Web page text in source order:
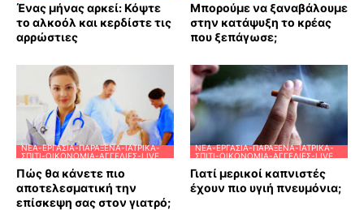
Ένας μήνας αρκεί: Κόψτε
το αλκοόλ και κερδίστε τις
αρρώστιες
Μπορούμε να ξαναβάλουμε
στην κατάψυξη το κρέας
που ξεπάγωσε;
ΝΈΑ-ΕΡΓΑΣΊΑ-ΠΑΡΆΞΕΝΑ-ΙΑΤΡΙΚΆ-
ΣΠΊΤΙ-ΟΙΚΟΝΟΜΊΑ-ΑΓΓΕΛΊΕΣ-LIVE
Πώς θα κάνετε πιο
αποτελεσματική την
επίσκεψη σας στον γιατρό;
ΝΈΑ-ΕΡΓΑΣΊΑ-ΠΑΡΆΞΕΝΑ-ΙΑΤΡΙΚΆ-
ΣΠΊΤΙ-ΟΙΚΟΝΟΜΊΑ-ΑΓΓΕΛΊΕΣ-LIVE
Γιατί μερικοί καπνιστές
έχουν πιο υγιή πνευμόνια;